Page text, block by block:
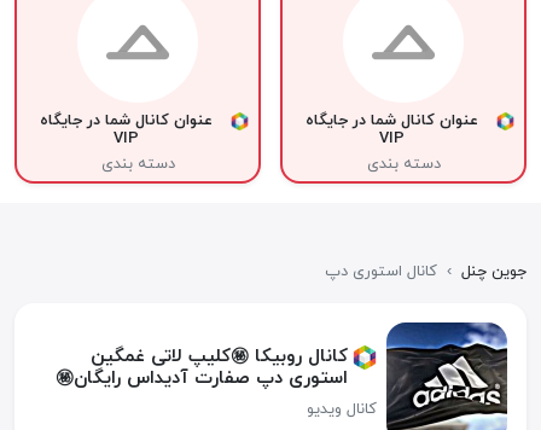
عنوان کانال شما در جایگاه
VIP
دسته بندی
عنوان کانال شما در جایگاه
VIP
دسته بندی
جوین چنل › کانال استوری دپ
کانال روبیکا ㊙️کلیپ لاتی غمگین
استوری دپ صفارت آدیداس رایگان㊙
کانال ویدیو